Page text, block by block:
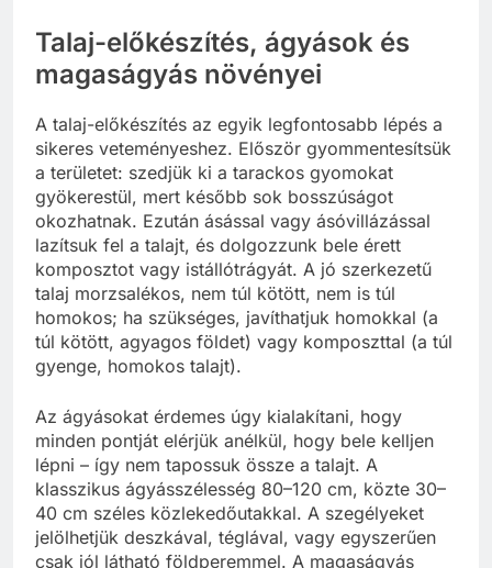
Talaj-előkészítés, ágyások és
magaságyás növényei
A talaj-előkészítés az egyik legfontosabb lépés a
sikeres veteményeshez. Először gyommentesítsük
a területet: szedjük ki a tarackos gyomokat
gyökerestül, mert később sok bosszúságot
okozhatnak. Ezután ásással vagy ásóvillázással
lazítsuk fel a talajt, és dolgozzunk bele érett
komposztot vagy istállótrágyát. A jó szerkezetű
talaj morzsalékos, nem túl kötött, nem is túl
homokos; ha szükséges, javíthatjuk homokkal (a
túl kötött, agyagos földet) vagy komposzttal (a túl
gyenge, homokos talajt).
Az ágyásokat érdemes úgy kialakítani, hogy
minden pontját elérjük anélkül, hogy bele kelljen
lépni – így nem tapossuk össze a talajt. A
klasszikus ágyásszélesség 80–120 cm, közte 30–
40 cm széles közlekedőutakkal. A szegélyeket
jelölhetjük deszkával, téglával, vagy egyszerűen
csak jól látható földperemmel. A magaságyás